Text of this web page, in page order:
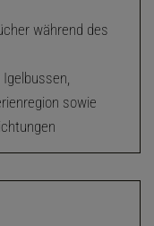
während des
sowie